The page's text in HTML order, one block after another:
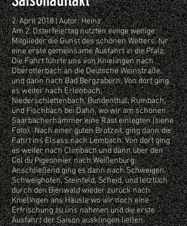
2. April 2018 | Autor: Heinz
Am 2. Osterfeiertag nutzten einige wenige
Mitglieder die Gunst des schönen Wetters, für
eine erste gemeinsame Ausfahrt in die Pfalz.
Die Fahrt führte uns von Knielingen nach
Oberotterbach an die Deutsche Weinstraße,
und dann nach Bad Bergzabern. Von dort ging
es weiter nach Erlenbach,
Niederschlettenbach, Bundenthal, Rumbach,
und Fischbach bei Dahn, wo wir am schönen
Saarbacherhammer eine Rast einlegten (siehe
Foto). Nach einer guten Brotzeit, ging dann die
Fahrt ins Elsass nach Lembach. Von dort ging
es weiter nach Climbach und dann über den
Col du Pigeonnier nach Weißenburg.
Anschließend ging es dann nach Schweigen,
Schweighofen, Steinfeld, Scheid, und letztlich
durch den Bienwald wieder zurück nach
Knielingen ans Häusle wo wir noch eine
Erfrischung zu uns nahmen und die erste
Ausfahrt der Saison ausklingen ließen.